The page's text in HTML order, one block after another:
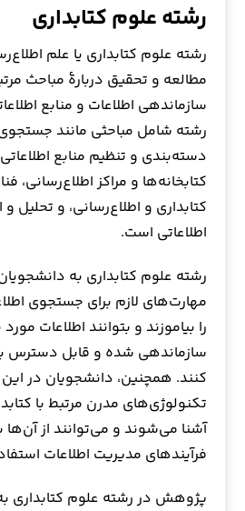
رشته علوم کتابداری
رشته علوم کتابداری یا علم
مطالعه و تحقیق دربارهٔ مباحث
سازماندهی اطلاعات و منابع
رشته شامل مباحثی مانند جستجوی
دسته‌بندی و تنظیم منابع
کتابخانه‌ها و مراکز اطلاع‌رسانی،
کتابداری و اطلاع‌رسانی، و تحلیل و
اطلاعاتی است.
رشته علوم کتابداری به
مهارت‌های لازم برای جستجوی
را بیاموزند و بتوانند اطلاعات
سازماندهی شده و قابل دسترس
کنند. همچنین، دانشجویان در این
تکنولوژی‌های مدرن مرتبط با
آشنا می‌شوند و می‌توانند از آن‌ها
فرآیندهای مدیریت اطلاعات
پژوهش در رشته علوم کتابداری